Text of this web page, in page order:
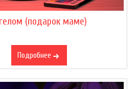
(подарок маме)
Подробнее